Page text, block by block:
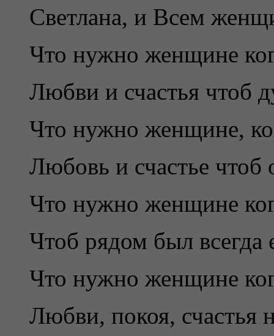
Cветлана, и Всем
Что нужно женщине
Любви и счастья чтоб
Что нужно женщине,
Любовь и счастье чтоб
Что нужно женщине
Чтоб рядом был
Что нужно женщине
Любви, покоя, счастья